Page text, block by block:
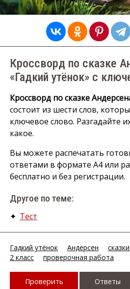
Кроссворд по сказке
«Гадкий утёнок» с
Кроссворд по сказке
состоит из шести слов,
ключевое слово. Разгадайте
какое.
Вы можете распечатать
ответами в формате А4 или
бесплатно и без регистрации.
Другое по теме:
✦ Тест
Гадкий утёнок Андерсен
2 класс
проверочная работа
Проверить Ответы